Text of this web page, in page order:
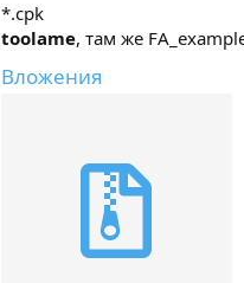
*.cpk
toolame, там же
Вложения